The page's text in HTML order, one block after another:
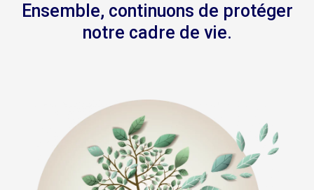
Ensemble, continuons de protéger
notre cadre de vie.